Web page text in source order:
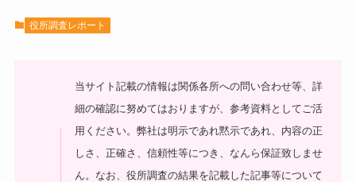
役所調査レポート
当サイト記載の情報は関係各所への問い合わせ等、詳
細の確認に努めてはおりますが、参考資料としてご活
用ください。弊社は明示であれ黙示であれ、内容の正
しさ、正確さ、信頼性等につき、なんら保証致しませ
ん。なお、役所調査の結果を記載した記事等について